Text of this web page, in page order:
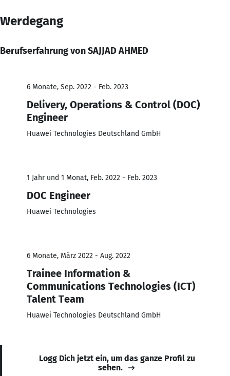
Werdegang
Berufserfahrung von SAJJAD AHMED
6 Monate, Sep. 2022 - Feb. 2023
Delivery, Operations & Control (DOC)
Engineer
Huawei Technologies Deutschland GmbH
1 Jahr und 1 Monat, Feb. 2022 - Feb. 2023
DOC Engineer
Huawei Technologies
6 Monate, März 2022 - Aug. 2022
Trainee Information &
Communications Technologies (ICT)
Talent Team
Huawei Technologies Deutschland GmbH
Logg Dich jetzt ein, um das ganze Profil zu
sehen.